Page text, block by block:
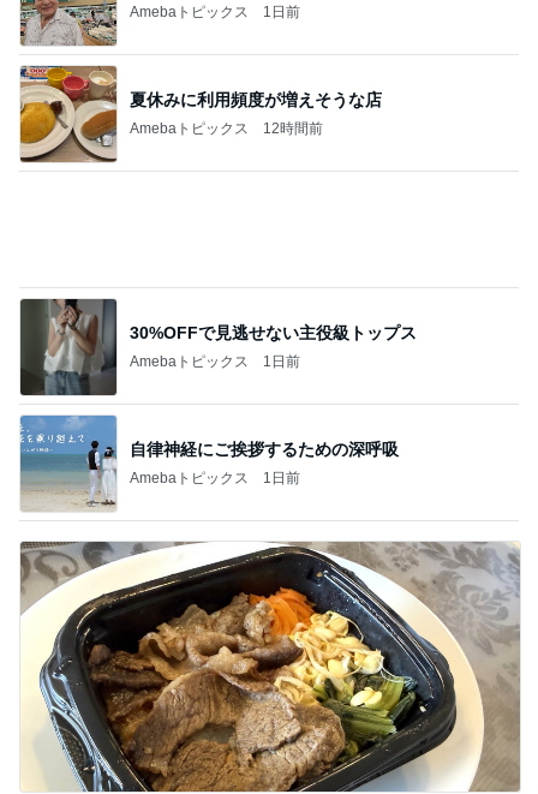
Amebaトピックス 1日前
夏休みに利用頻度が増えそうな店
Amebaトピックス 12時間前
30%OFFで見逃せない主役級トップス
Amebaトピックス 1日前
自律神経にご挨拶するための深呼吸
Amebaトピックス 1日前